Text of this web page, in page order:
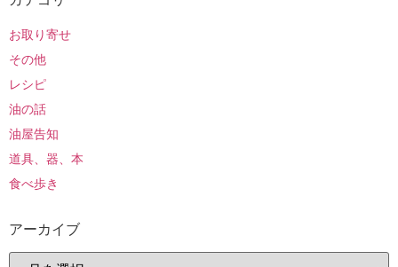
お取り寄せ
その他
レシピ
油の話
油屋告知
道具、器、本
食べ歩き
アーカイブ